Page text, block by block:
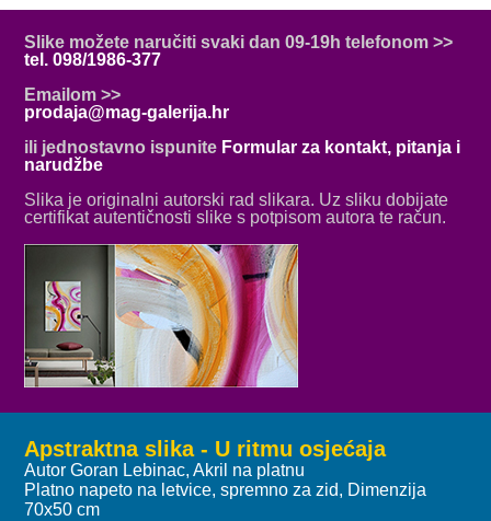
Slike možete naručiti svaki dan 09-19h telefonom >>
tel. 098/1986-377
Emailom >>
prodaja@mag-galerija.hr
ili jednostavno ispunite Formular za kontakt, pitanja i
narudžbe
Slika je originalni autorski rad slikara. Uz sliku dobijate
certifikat autentičnosti slike s potpisom autora te račun.
Apstraktna slika - U ritmu osjećaja
Autor Goran Lebinac, Akril na platnu
Platno napeto na letvice, spremno za zid, Dimenzija
70x50 cm